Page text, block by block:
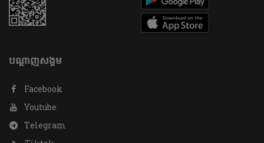
បណ្តាញសង្គម
Facebook
Youtube
Telegram